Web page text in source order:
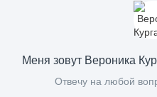
Меня зовут Вероника
Отвечу на любой